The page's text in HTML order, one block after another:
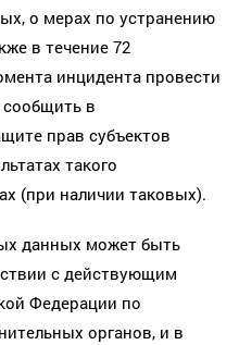
о мерах по устранению
в течение 72
инцидента провести
сообщить в
прав субъектов
такого
(при наличии таковых).
данных может быть
с действующим
Федерации по
органов, и в